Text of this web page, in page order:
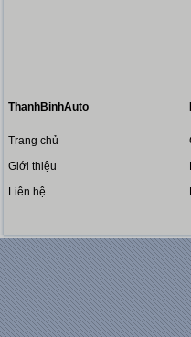
ThanhBinhAuto
Trang chủ
Giới thiệu
Liên hệ